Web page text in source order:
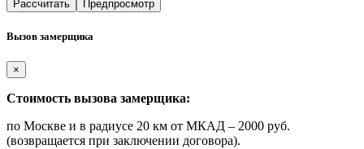
Вызов замерщика
×
Стоимость вызова замерщика:
по Москве и в радиусе 20 км от МКАД – 2000 руб.
(возвращается при заключении договора).